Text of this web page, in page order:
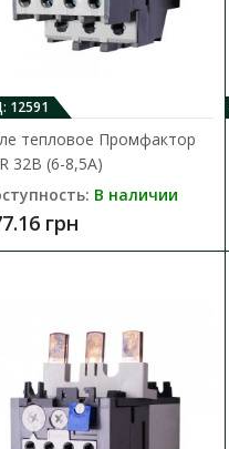
12591
тепловое Промфактор
32B (6-8,5А)
В наличии
грн